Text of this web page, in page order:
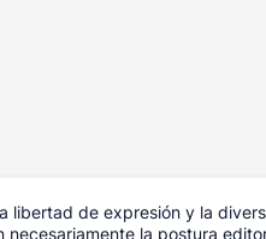
libertad de expresión y la
la postura